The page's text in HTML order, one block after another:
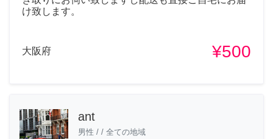
け致します。
大阪府 ¥500
ant
男性 / / 全ての地域